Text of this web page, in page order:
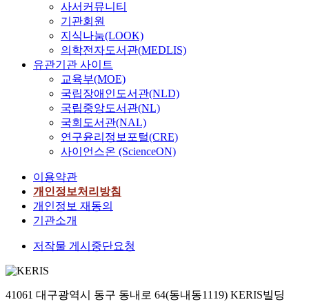
사서커뮤니티
기관회원
지식나눔(LOOK)
의학전자도서관(MEDLIS)
유관기관 사이트
교육부(MOE)
국립장애인도서관(NLD)
국립중앙도서관(NL)
국회도서관(NAL)
연구윤리정보포털(CRE)
사이언스온 (ScienceON)
이용약관
개인정보처리방침
개인정보 재동의
기관소개
저작물 게시중단요청
41061 대구광역시 동구 동내로 64(동내동1119) KERIS빌딩